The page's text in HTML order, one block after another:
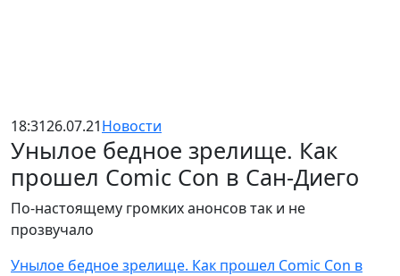
18:3126.07.21Новости
Унылое бедное зрелище. Как
прошел Comic Con в Сан-Диего
По-настоящему громких анонсов так и не
прозвучало
Унылое бедное зрелище. Как прошел Comic Con в